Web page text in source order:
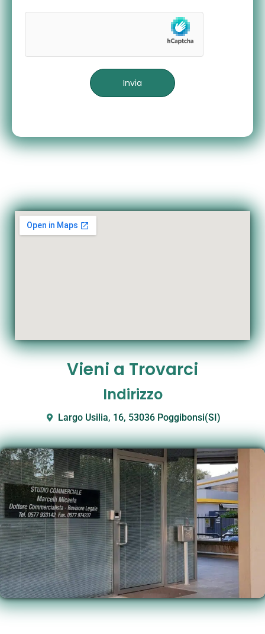
Invia
Vieni a Trovarci
Indirizzo
Largo Usilia, 16, 53036 Poggibonsi(SI)